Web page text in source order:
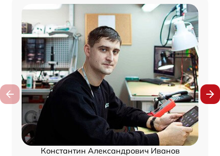
Константин Александрович Иванов